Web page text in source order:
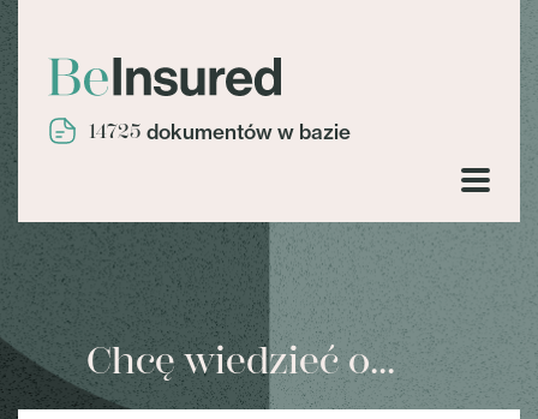
14725 dokumentów w bazie
Chcę wiedzieć o...